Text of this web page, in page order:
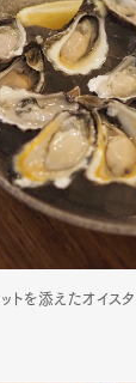
トを添えたオイスタ